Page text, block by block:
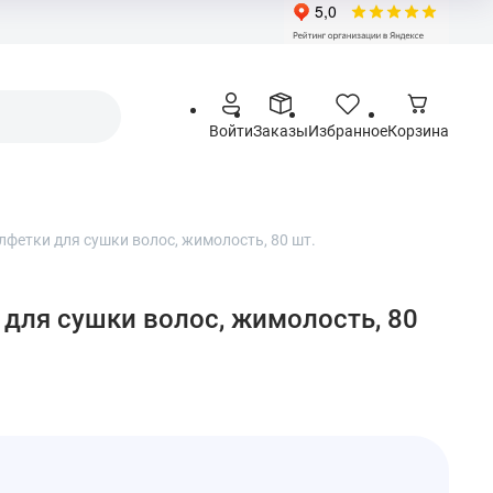
ВойтиЗаказыИзбранноеКорзина
для сушки волос, жимолость, 80 шт.
для сушки волос, жимолость, 80